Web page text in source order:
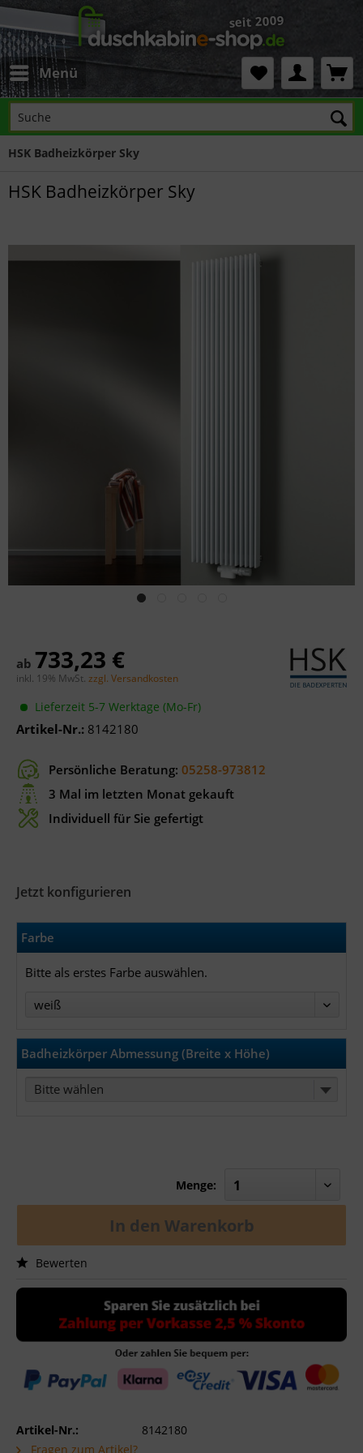
Menü
HSK Badheizkörper Sky
HSK Badheizkörper Sky
ab 733,23 €
inkl. 19% MwSt. zzgl. Versandkosten
Lieferzeit 5-7 Werktage (Mo-Fr)
Artikel-Nr.: 8142180
Persönliche Beratung: 05258-973812
3 Mal im letzten Monat gekauft
Individuell für Sie gefertigt
Jetzt konfigurieren
Farbe
Bitte als erstes Farbe auswählen.
Badheizkörper Abmessung (Breite x Höhe)
Bitte wählen
Menge:
In den Warenkorb
Bewerten
Artikel-Nr.:
8142180
Fragen zum Artikel?